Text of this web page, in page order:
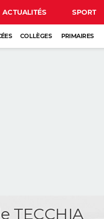
ACTUALITÉS SPORT
COLLÈGES PRIMAIRES
TECCHIA